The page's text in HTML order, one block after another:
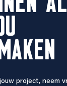
project, neem